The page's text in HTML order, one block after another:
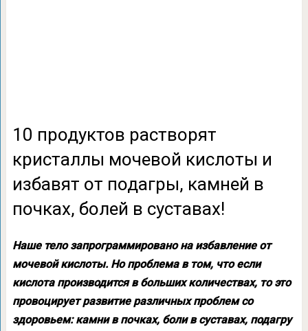
10 продуктов растворят
кристаллы мочевой кислоты и
избавят от подагры, камней в
почках, болей в суставах!
Наше тело запрограммировано на избавление от
мочевой кислоты. Но проблема в том, что если
кислота производится в больших количествах, то это
провоцирует развитие различных проблем со
здоровьем: камни в почках, боли в суставах, подагру